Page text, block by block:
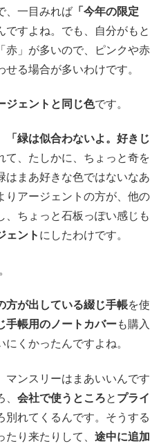
、一目みれば 「今年の限定
ですよね。でも、自分がもと
赤」が多いので、ピンクや赤
る場合が多いわけです。
ジェントと同じ色です。
「緑は似合わないよ。好きじ
て、たしかに、ちょっと奇を
はまあ好きな色ではないなあ
りアージェントの方が、他の
、ちょっと石板っぽい感じも
ェント にしたわけです。
方が出している綴じ手帳を使
手帳用のノートカバーも購入
くかったんですよね。
マンスリーはまあいいんです
会社で使うところと プライ
別れてくるんです。そうする
り来たりして、 途中に追加